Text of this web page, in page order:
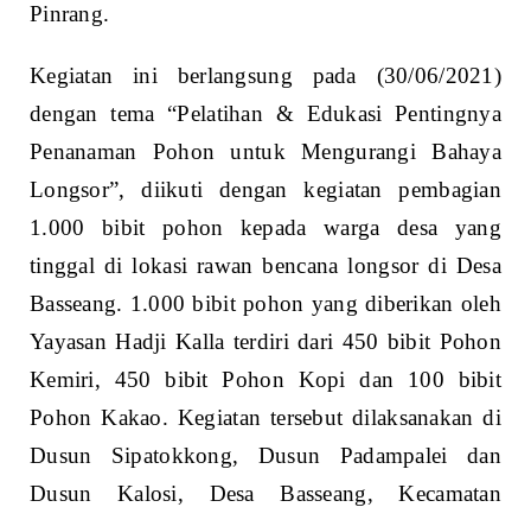
Pinrang.
Kegiatan ini berlangsung pada (30/06/2021)
dengan tema “Pelatihan & Edukasi Pentingnya
Penanaman Pohon untuk Mengurangi Bahaya
Longsor”, diikuti dengan kegiatan pembagian
1.000 bibit pohon kepada warga desa yang
tinggal di lokasi rawan bencana longsor di Desa
Basseang. 1.000 bibit pohon yang diberikan oleh
Yayasan Hadji Kalla terdiri dari 450 bibit Pohon
Kemiri, 450 bibit Pohon Kopi dan 100 bibit
Pohon Kakao. Kegiatan tersebut dilaksanakan di
Dusun Sipatokkong, Dusun Padampalei dan
Dusun Kalosi, Desa Basseang, Kecamatan